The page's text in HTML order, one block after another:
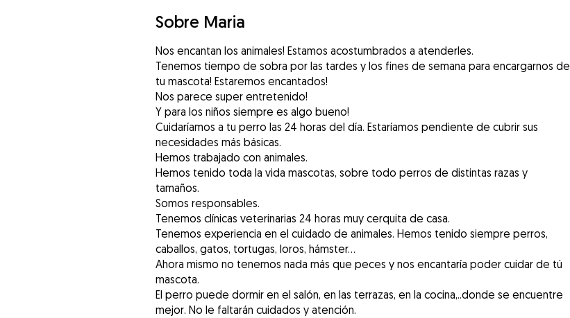
Sobre Maria
Nos encantan los animales! Estamos acostumbrados a atenderles.
Tenemos tiempo de sobra por las tardes y los fines de semana para encargarnos de
tu mascota! Estaremos encantados!
Nos parece super entretenido!
Y para los niños siempre es algo bueno!
Cuidaríamos a tu perro las 24 horas del día. Estaríamos pendiente de cubrir sus
necesidades más básicas.
Hemos trabajado con animales.
Hemos tenido toda la vida mascotas, sobre todo perros de distintas razas y
tamaños.
Somos responsables.
Tenemos clínicas veterinarias 24 horas muy cerquita de casa.
Tenemos experiencia en el cuidado de animales. Hemos tenido siempre perros,
caballos, gatos, tortugas, loros, hámster…
Ahora mismo no tenemos nada más que peces y nos encantaría poder cuidar de tú
mascota.
El perro puede dormir en el salón, en las terrazas, en la cocina,..donde se encuentre
mejor. No le faltarán cuidados y atención.